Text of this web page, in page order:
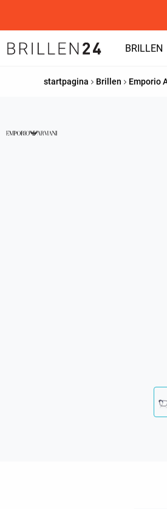
BRILLEN
startpagina Brillen Emporio